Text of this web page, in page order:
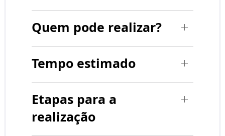
Quem pode realizar?
Tempo estimado
Etapas para a
realização